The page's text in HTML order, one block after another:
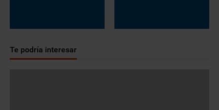
Te podría interesar